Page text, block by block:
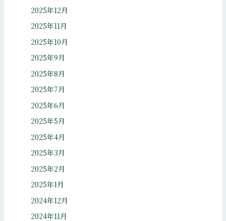
2025年12月
2025年11月
2025年10月
2025年9月
2025年8月
2025年7月
2025年6月
2025年5月
2025年4月
2025年3月
2025年2月
2025年1月
2024年12月
2024年11月